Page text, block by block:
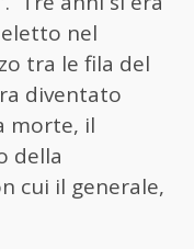
nel
tra le fila del
diventato
morte, il
della
cui il generale,